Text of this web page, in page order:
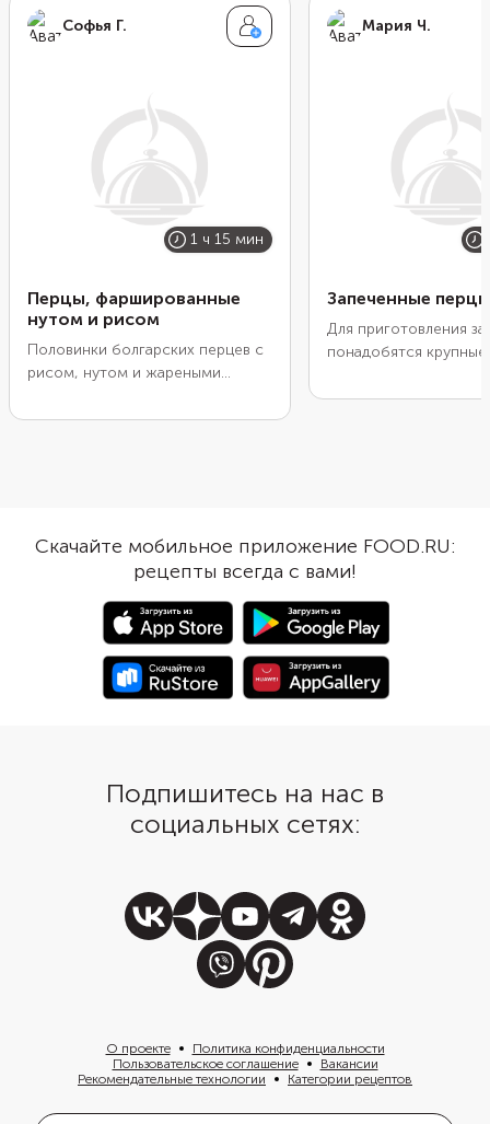
Софья Г.
1 ч 15 мин
Перцы, фаршированные
нутом и рисом
Половинки болгарских перцев с
рисом, нутом и жареными
альтернатива традиционным
сорта басмати и жасмин. Вместо
болгарских перцев можно взять
Мария Ч.
Запеченные
Для приготовления
понадобятся крупные
формы, чтобы их
сыр, ароматные
помидоры и
закуски получилась
корочка, за 20 минут
запекания посыпьте
тертым твердым
Скачайте мобильное приложение FOOD.RU:
рецепты всегда с вами!
Подпишитесь на нас в
социальных сетях:
О проекте
Политика конфиденциальности
Пользовательское соглашение
Вакансии
Рекомендательные технологии
Категории рецептов